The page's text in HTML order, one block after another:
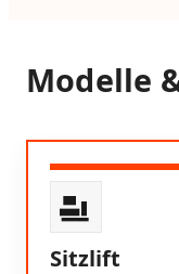
Modelle
Sitzlift